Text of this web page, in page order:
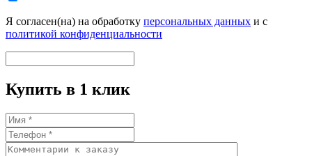
Я согласен(на) на обработку персональных данных и с
политикой конфиденциальности
Купить в 1 клик